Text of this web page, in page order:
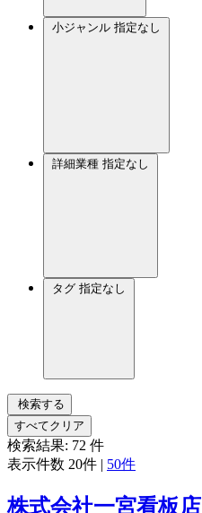
小ジャンル 指定なし
詳細業種 指定なし
タグ 指定なし
検索する
すべてクリア
検索結果: 72 件
表示件数 20件 | 50件
株式会社一宮看板店